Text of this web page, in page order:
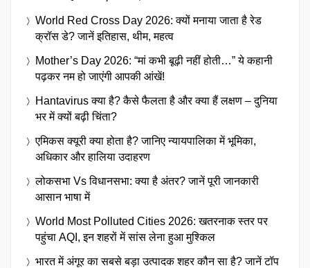
World Red Cross Day 2026: क्यों मनाया जाता है रेड
क्रॉस डे? जानें इतिहास, थीम, महत्व
Mother’s Day 2026: “मां कभी बूढ़ी नहीं होती…” ये कहानी
पढ़कर नम हो जाएंगी आपकी आंखें!
Hantavirus क्या है? कैसे फैलता है और क्या हैं लक्षण – दुनिया
भर में क्यों बढ़ी चिंता?
एमिकस क्यूरी क्या होता है? जानिए न्यायपालिका में भूमिका,
अधिकार और हालिया उदाहरण
लोकसभा Vs विधानसभा: क्या है अंतर? जानें पूरी जानकारी
आसान भाषा में
World Most Polluted Cities 2026: खतरनाक स्तर पर
पहुंचा AQI, इन शहरों में सांस लेना हुआ मुश्किल
भारत में अंगूर का सबसे बड़ा उत्पादक शहर कौन सा है? जानें टॉप